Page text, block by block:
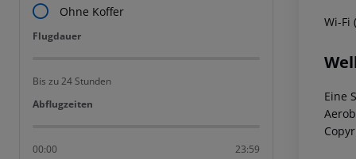
Ohne Koffer
Flugdauer
Flugdauer
Bis zu 24 Stunden
Abflugzeiten
Abflugzeiten
00:00 23:59
Wi-Fi
Eine